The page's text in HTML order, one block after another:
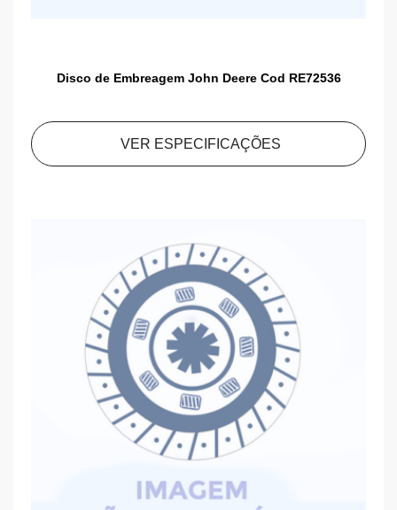
Disco de Embreagem John Deere Cod RE72536
VER ESPECIFICAÇÕES